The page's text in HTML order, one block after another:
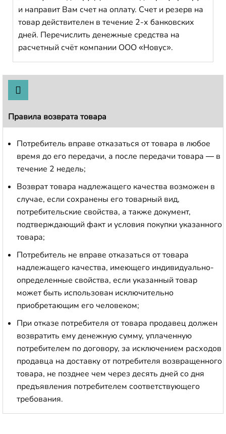
и направит Вам счет на оплату. Счет и резерв на
товар действителен в течение 2-х банковских
дней. Перечислить денежные средства на
расчетный счёт компании ООО «Новус».
Правила возврата товара
Потребитель вправе отказаться от товара в любое
время до его передачи, а после передачи товара — в
течение 2 недель;
Возврат товара надлежащего качества возможен в
случае, если сохранены его товарный вид,
потребительские свойства, а также документ,
подтверждающий факт и условия покупки указанного
товара;
Потребитель не вправе отказаться от товара
надлежащего качества, имеющего индивидуально-
определенные свойства, если указанный товар
может быть использован исключительно
приобретающим его человеком;
При отказе потребителя от товара продавец должен
возвратить ему денежную сумму, уплаченную
потребителем по договору, за исключением расходов
продавца на доставку от потребителя возвращенного
товара, не позднее чем через десять дней со дня
предъявления потребителем соответствующего
требования.